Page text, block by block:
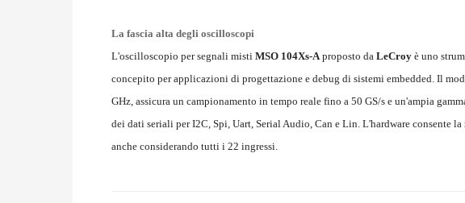
La fascia alta degli oscilloscopi
L'oscilloscopio per segnali misti MSO 104Xs-Aproposto da LeCroy è uno
concepito per applicazioni di progettazione e debug di sistemi embedded. Il
GHz, assicura un campionamento in tempo reale fino a 50 GS/s e un'ampia
dei dati seriali per I2C, Spi, Uart, Serial Audio, Can e Lin. L'hardware consente
anche considerando tutti i 22 ingressi.